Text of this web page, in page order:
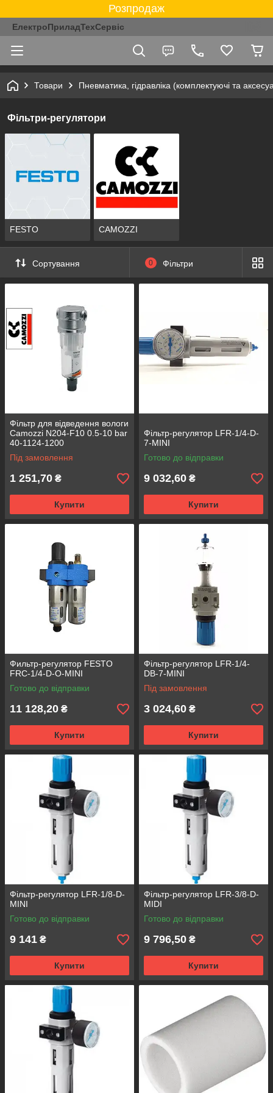
Розпродаж
ЕлектроПриладТехСервіс
Товари Пневматика, гідравліка (комплектуючі та
Фільтри-регулятори
FESTO CAMOZZI
Сортування 0 Фільтри
Фільтр для відведення вологи
Camozzi N204-F10 0.5-10 bar
40-1124-1200
Під замовлення
1 251,70 ₴
Купити
Фільтр-регулятор LFR-1/4-D-
7-MINI
Готово до відправки
9 032,60 ₴
Купити
Фильтр-регулятор FESTO
FRC-1/4-D-O-MINI
Готово до відправки
11 128,20 ₴
Купити
Фільтр-регулятор LFR-1/4-
DB-7-MINI
Під замовлення
3 024,60 ₴
Купити
Фільтр-регулятор LFR-1/8-D-
MINI
Готово до відправки
9 141 ₴
Купити
Фільтр-регулятор LFR-3/8-D-
MIDI
Готово до відправки
9 796,50 ₴
Купити